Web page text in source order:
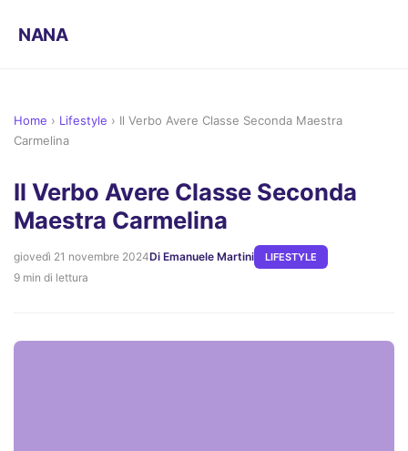
NANA
Home › Lifestyle › Il Verbo Avere Classe Seconda Maestra
Carmelina
Il Verbo Avere Classe Seconda
Maestra Carmelina
giovedì 21 novembre 2024Di Emanuele Martini LIFESTYLE
9 min di lettura